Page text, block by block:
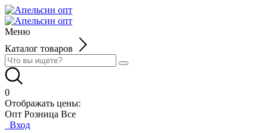
Меню
Каталог товаров
0
Отображать цены:
Опт Розница Все
Вход